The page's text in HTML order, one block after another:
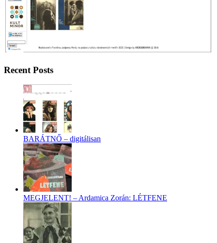
Recent Posts
BARÁTNŐ – digitálisan
MEGJELENT! – Ardamica Zorán: LÉTFENE